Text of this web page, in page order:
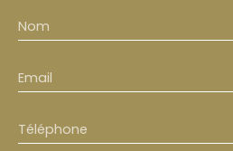
Nom
Email
Téléphone